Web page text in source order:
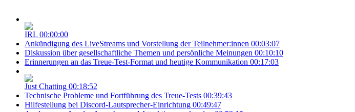
IRL 00:00:00
Ankündigung des LiveStreams und Vorstellung der Teilnehmer:innen 00:03:07
Diskussion über gesellschaftliche Themen und persönliche Meinungen 00:10:10
Erinnerungen an das Treue-Test-Format und heutige Kommunikation 00:17:03
Just Chatting 00:18:52
Technische Probleme und Fortführung des Treue-Tests 00:39:43
Hilfestellung bei Discord-Lautsprecher-Einrichtung 00:49:47